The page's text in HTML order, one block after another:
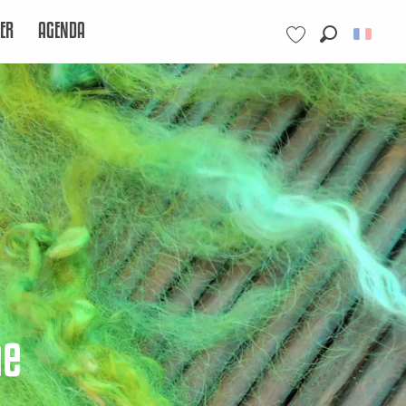
Voir les favoris
AGENDA